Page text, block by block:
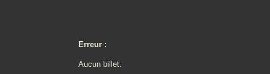
Erreur :
Aucun billet.